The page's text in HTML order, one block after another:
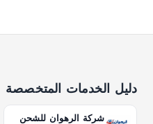
دليل الخدمات المتخصصة
شركة الرهوان للشحن